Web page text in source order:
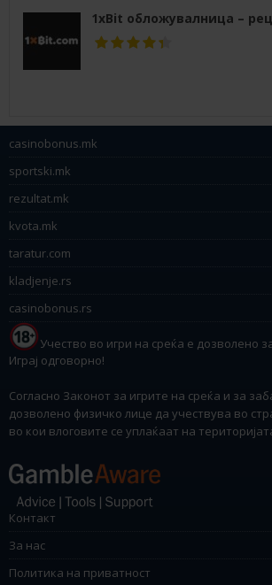
1xBit обложувалница –
casinobonus.mk
sportski.mk
rezultat.mk
kvota.mk
taratur.com
kladjenje.rs
casinobonus.rs
Учество во игри на среќа е дозволено
Играј одговорно!
Согласно Законот за игрите на среќа и за
дозволено физичко лице да учествува во
во кои влоговите се уплаќаат на
Контакт
За нас
Политика на приватност